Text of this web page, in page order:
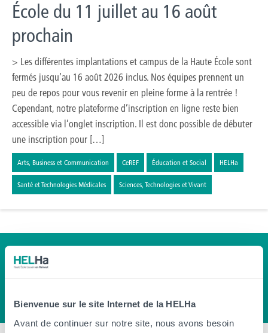
Bienvenue sur le site Internet de la HELHa
Avant de continuer sur notre site, nous avons besoin
École du 11 juillet au 16 août
prochain
> Les différentes implantations et campus de la Haute École sont
fermés jusqu’au 16 août 2026 inclus. Nos équipes prennent un
peu de repos pour vous revenir en pleine forme à la rentrée !
Cependant, notre plateforme d’inscription en ligne reste bien
accessible via l’onglet inscription. Il est donc possible de débuter
une inscription pour […]
Arts, Business et Communication CeREF Éducation et Social HELHa
Santé et Technologies Médicales Sciences, Technologies et Vivant